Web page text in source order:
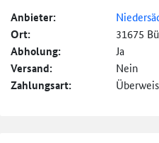
Anbieter:
Ort: 31675
Abholung: Ja
Versand: Nein
Zahlungsart: